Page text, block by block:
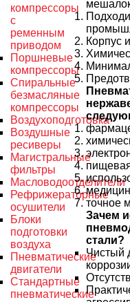
компрессоры
с
ременным
приводом
Поршневые
компрессоры
Спиральные
безмасляные
компрессоры
Воздухоподготовка
Воздушные
ресиверы
Магистральные
фильтры
Масловодоотделители
Рефрижераторные
осушители
Блоки
подготовки
воздуха
Пневматические
двигатели
Стандартные
пневматические
Корпус
точное
Зачем
стали?
Чистый